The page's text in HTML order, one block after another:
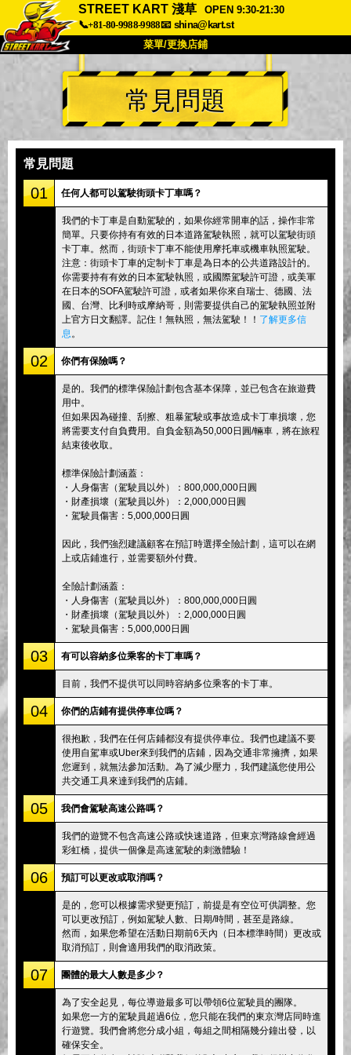
STREET KART 淺草
OPEN 9:30-21:30
📞+81-80-9988-9988📧 shina@kart.st
菜單/更換店鋪
首頁
關於 規格 價格
顧客聲音
公司
更換店鋪
東京 品川 #1 東京 秋葉原 #1
東京 秋葉原 #2 東京 澀谷
東京 澀谷附店 東京灣
東京 淺草 大阪
沖繩
常見問題
常見問題
01 任何人都可以駕駛街頭卡丁車嗎？
我們的卡丁車是自動駕駛的，如果你經常開車的話，操作非常
簡單。只要你持有有效的日本道路駕駛執照，就可以駕駛街頭
卡丁車。然而，街頭卡丁車不能使用摩托車或機車執照駕駛。
注意：街頭卡丁車的定制卡丁車是為日本的公共道路設計的。
你需要持有有效的日本駕駛執照，或國際駕駛許可證，或美軍
在日本的SOFA駕駛許可證，或者如果你來自瑞士、德國、法
國、台灣、比利時或摩納哥，則需要提供自己的駕駛執照並附
上官方日文翻譯。記住！無執照，無法駕駛！！ 了解更多信
息 。
02 你們有保險嗎？
是的。我們的標準保險計劃包含基本保障，並已包含在旅遊費
用中。
但如果因為碰撞、刮擦、粗暴駕駛或事故造成卡丁車損壞，您
將需要支付自負費用。自負金額為50,000日圓/輛車，將在旅程
結束後收取。
標準保險計劃涵蓋：
・人身傷害（駕駛員以外）：800,000,000日圓
・財產損壞（駕駛員以外）：2,000,000日圓
・駕駛員傷害：5,000,000日圓
因此，我們強烈建議顧客在預訂時選擇全險計劃，這可以在網
上或店鋪進行，並需要額外付費。
全險計劃涵蓋：
・人身傷害（駕駛員以外）：800,000,000日圓
・財產損壞（駕駛員以外）：2,000,000日圓
・駕駛員傷害：5,000,000日圓
03 有可以容納多位乘客的卡丁車嗎？
目前，我們不提供可以同時容納多位乘客的卡丁車。
04 你們的店鋪有提供停車位嗎？
很抱歉，我們在任何店鋪都沒有提供停車位。我們也建議不要
使用自駕車或Uber來到我們的店鋪，因為交通非常擁擠，如果
您遲到，就無法參加活動。為了減少壓力，我們建議您使用公
共交通工具來達到我們的店鋪。
05 我們會駕駛高速公路嗎？
我們的遊覽不包含高速公路或快速道路，但東京灣路線會經過
彩虹橋，提供一個像是高速駕駛的刺激體驗！
06 預訂可以更改或取消嗎？
是的，您可以根據需求變更預訂，前提是有空位可供調整。您
可以更改預訂，例如駕駛人數、日期/時間，甚至是路線。
然而，如果您希望在活動日期前6天內（日本標準時間）更改或
取消預訂，則會適用我們的取消政策。
07 團體的最大人數是多少？
為了安全起見，每位導遊最多可以帶領6位駕駛員的團隊。
如果您一方的駕駛員超過6位，您只能在我們的東京灣店同時進
行遊覽。我們會將您分成小組，每組之間相隔幾分鐘出發，以
確保安全。